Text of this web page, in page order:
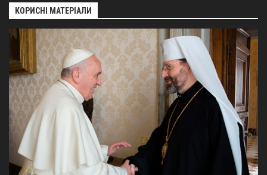
КОРИСНІ МАТЕРІАЛИ